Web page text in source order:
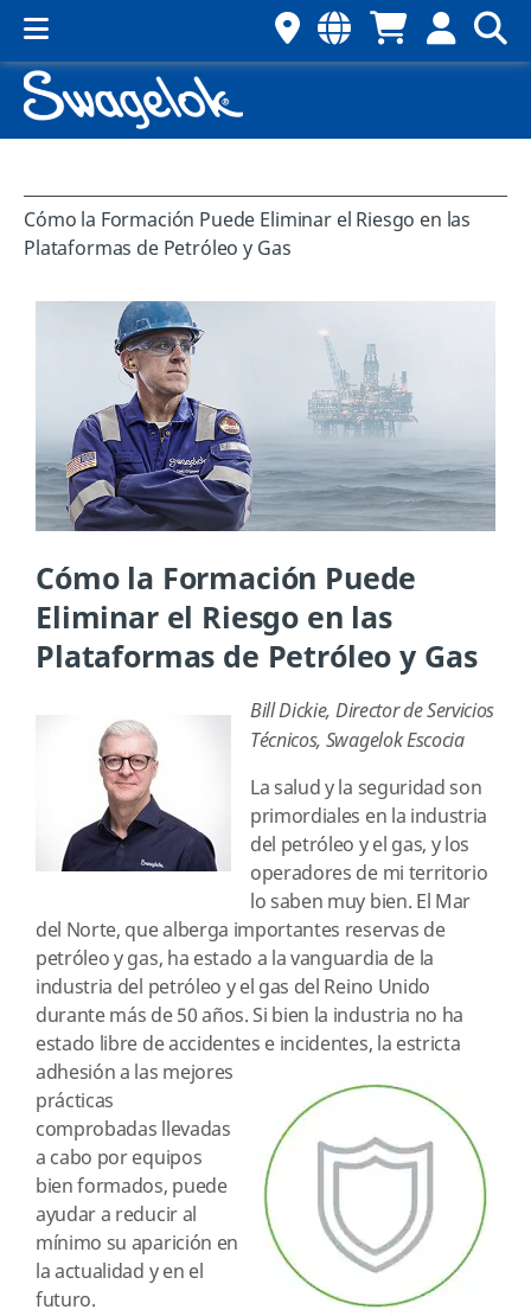
Cómo la Formación Puede Eliminar el Riesgo en las
Plataformas de Petróleo y Gas
Cómo la Formación Puede
Eliminar el Riesgo en las
Plataformas de Petróleo y Gas
Bill Dickie, Director de Servicios
Técnicos, Swagelok Escocia
La salud y la seguridad son
primordiales en la industria
del petróleo y el gas, y los
operadores de mi territorio
lo saben muy bien. El Mar
del Norte, que alberga importantes reservas de
petróleo y gas, ha estado a la vanguardia de la
industria del petróleo y el gas del Reino Unido
durante más de 50 años. Si bien la industria no ha
estado libre de accidentes e incidentes, la estricta
adhesióna las mejores
prácticas
comprobadas llevadas
a cabo por equipos
bien formados, puede
ayudar a reducir al
mínimo su aparición en
la actualidad y en el
futuro.